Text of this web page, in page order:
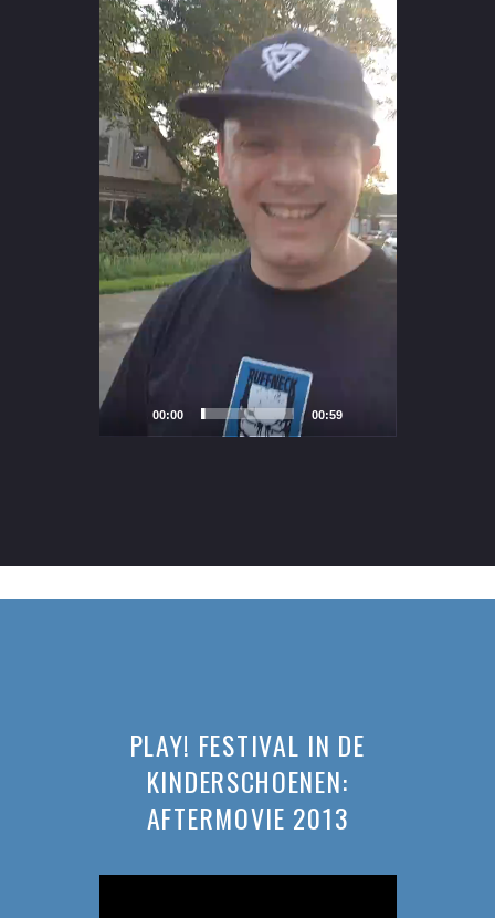
00:00 00:59
PLAY! FESTIVAL IN DE
KINDERSCHOENEN:
AFTERMOVIE 2013